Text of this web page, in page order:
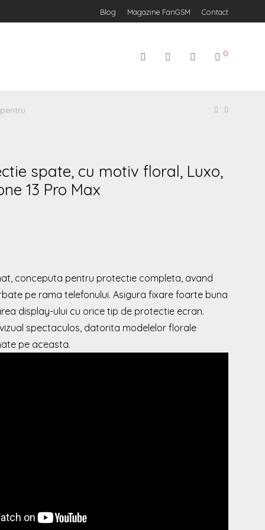
Blog Magazine FanGSM Contact
0
spate, cu motiv floral, Luxo,
13 Pro Max
conceputa pentru protectie completa, avand
pe rama telefonului. Asigura fixare foarte buna
display-ului cu orice tip de protectie ecran.
spectaculos, datorita modelelor florale
pe aceasta.